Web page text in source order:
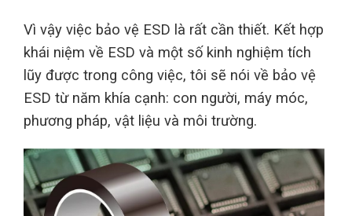
Vì vậy việc bảo vệ ESD là rất cần thiết. Kết hợp
khái niệm về ESD và một số kinh nghiệm tích
lũy được trong công việc, tôi sẽ nói về bảo vệ
ESD từ năm khía cạnh: con người, máy móc,
phương pháp, vật liệu và môi trường.